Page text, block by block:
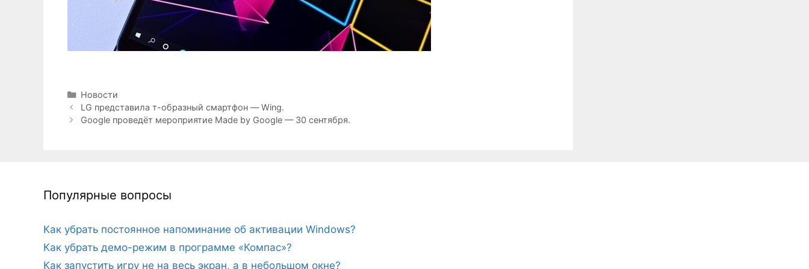
Рубрики
Новости
LG представила т-образный смартфон — Wing.
Google проведёт мероприятие Made by Google — 30 сентября.
Популярные вопросы
Как убрать постоянное напоминание об активации Windows?
Как убрать демо-режим в программе «Компас»?
Как запустить игру не на весь экран, а в небольшом окне?